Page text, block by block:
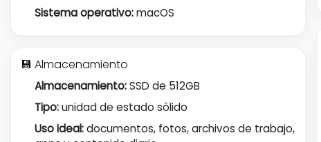
Sistema operativo:macOS
💾 Almacenamiento
Almacenamiento:SSD de 512GB
Tipo:unidad de estado sólido
Uso ideal:documentos, fotos, archivos de trabajo,